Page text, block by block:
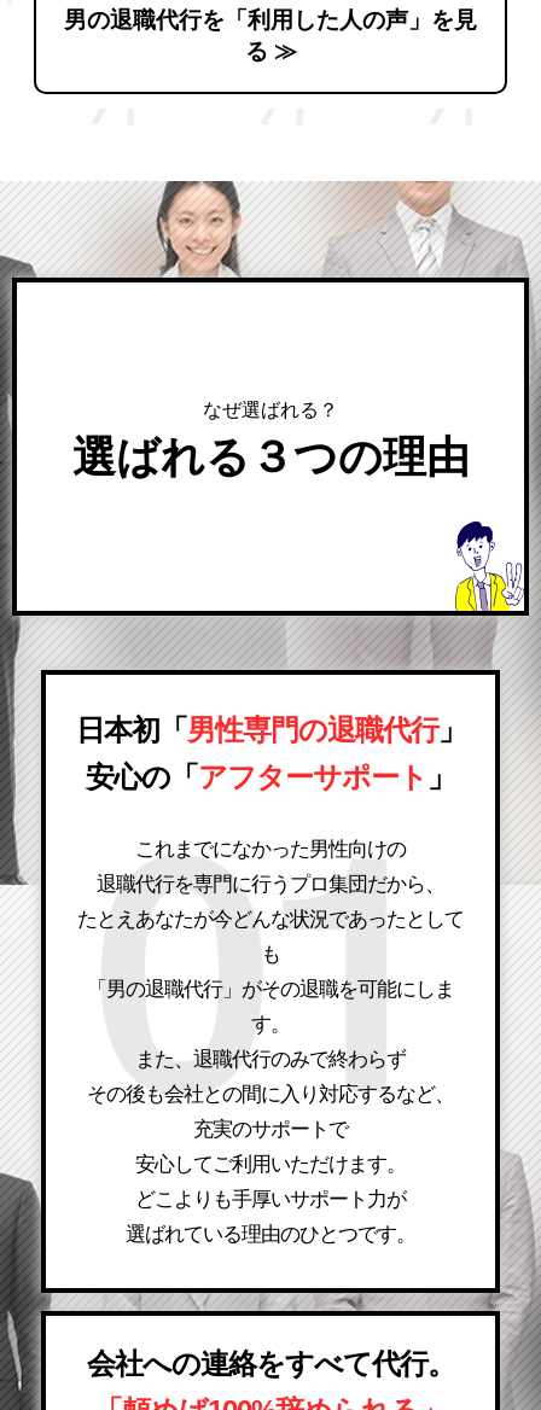
男の退職代行を「利用した人の声」を見
る ≫
なぜ選ばれる？
選ばれる３つの理由
日本初「男性専門の退職代行」
安心の「アフターサポート 」
これまでになかった男性向けの
退職代行を専門に行うプロ集団だから、
たとえあなたが今どんな状況であったとして
も
「男の退職代行」がその退職を可能にしま
す。
また、退職代行のみで終わらず
その後も会社との間に入り対応するなど、
充実のサポートで
安心してご利用いただけます。
どこよりも手厚いサポート力が
選ばれている理由のひとつです。
会社への連絡をすべて代行。